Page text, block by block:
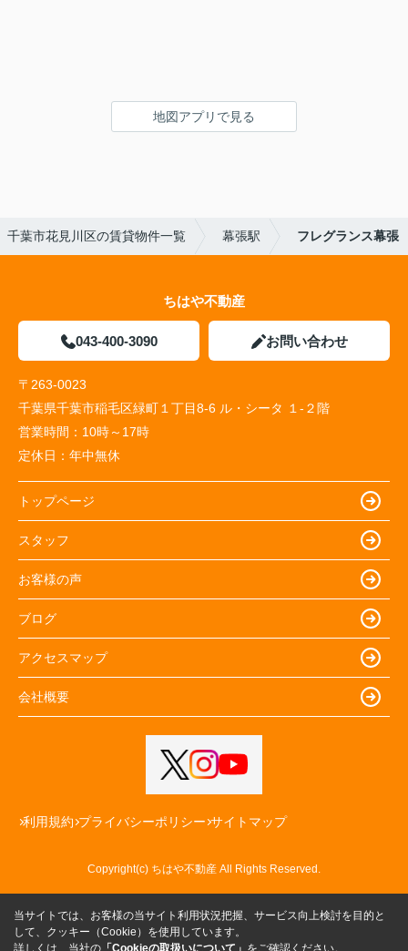
地図アプリで見る
千葉市花見川区の賃貸物件一覧 幕張駅 フレグランス幕張
ちはや不動産
043-400-3090 お問い合わせ
〒263-0023
千葉県千葉市稲毛区緑町１丁目8-6 ル・シータ １-２階
営業時間： 10時～17時
定休日： 年中無休
トップページ
スタッフ
お客様の声
ブログ
アクセスマップ
会社概要
利用規約 プライバシーポリシー サイトマップ
Copyright(c) ちはや不動産 All Rights Reserved.
当サイトでは、お客様の当サイト利用状況把握、サービス向上検討を目的と
して、クッキー（Cookie）を使用しています。
詳しくは、当社の 「Cookieの取扱いについて」 をご確認ください。